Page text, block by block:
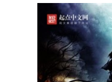
Hoàn Thành